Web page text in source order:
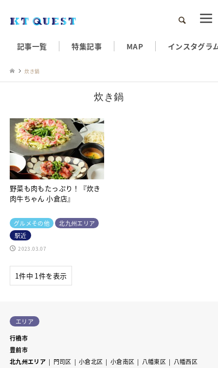
検索
記事一覧 特集記事 MAP インスタグラ
炊き鍋
炊き鍋
野菜も肉もたっぷり！『炊き
肉牛ちゃん 小倉店』
グルメその他
北九州エリア
駅近
2023.03.07
1件中 1件を表示
エリア
行橋市
豊前市
北九州エリア
門司区 小倉北区 小倉南区 八幡東区
八幡西区